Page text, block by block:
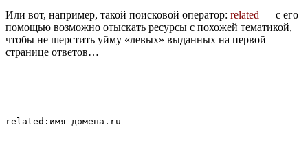
Или вот, например, такой поисковой оператор: related — с его
помощью возможно отыскать ресурсы с похожей тематикой,
чтобы не шерстить уйму «левых» выданных на первой
странице ответов…